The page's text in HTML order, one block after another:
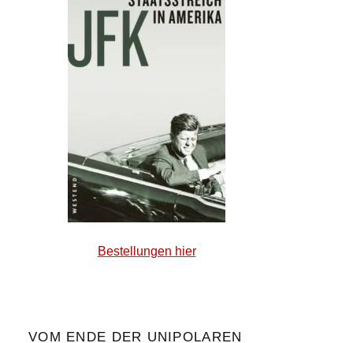
Bestellungen hier
VOM ENDE DER UNIPOLAREN